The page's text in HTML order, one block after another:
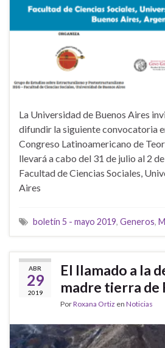
La Universidad de Buenos Aires
difundir la siguiente convocatoria
Congreso Latinoamericano de
llevará a cabo del 31 de julio al 2
Facultad de Ciencias Sociales,
Aires
boletín 5 - mayo 2019, Generos,
ABR
29
2019
El llamado a la
madre tierra de
PorRoxana Ortiz en Noticias